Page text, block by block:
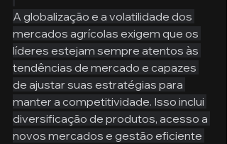
A globalização e a volatilidade dos
mercados agrícolas exigem que os
líderes estejam sempre atentos às
tendências de mercado e capazes
de ajustar suas estratégias para
manter a competitividade. Isso inclui
diversificação de produtos, acesso a
novos mercados e gestão eficiente